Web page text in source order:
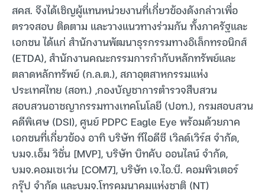
สคส. จึงได้เชิญผู้แทนหน่วยงานที่เกี่ยวข้องดังกล่าวเพื่อ
ตรวจสอบ ติดตาม และวางแนวทางร่วมกัน ทั้งภาครัฐและ
เอกชน ได้แก่ สำนักงานพัฒนาธุรกรรมทางอิเล็กทรอนิกส์
(ETDA), สำนักงานคณะกรรมการกำกับหลักทรัพย์และ
ตลาดหลักทรัพย์ (ก.ล.ต.), สภาอุตสาหกรรมแห่ง
ประเทศไทย (สอท.) ,กองบัญชาการตำรวจสืบสวน
สอบสวนอาชญากรรมทางเทคโนโลยี (ปอท.), กรมสอบสวน
คดีพิเศษ (DSI), ศูนย์ PDPC Eagle Eye พร้อมด้วยภาค
เอกชนที่เกี่ยวข้อง อาทิ บริษัท ทีไอดีซี เวิลด์เวิร์ส จำกัด,
บมจ.เอ็ม วิชั่น [MVP], บริษัท บิทคับ ออนไลน์ จำกัด,
บมจ.คอมเซเว่น [COM7], บริษัท เจ.ไอ.บี. คอมพิวเตอร์
กรุ๊ป จำกัด และบมจ.โทรคมนาคมแห่งชาติ (NT)